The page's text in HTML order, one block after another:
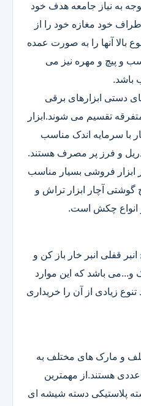
به نیاز جامعه هدف خود
خود مغازه خود را از
بالا آنها را به صورت عمده
و پیچ و مهره نیز می
باشد.
دستی ابزارهای برقی
تقسیم می شوند.ابزار
با سرمایه اندک مناسب
دریل و فرز پر مصرف هستند.
ابزار فروشی بسیار مناسب
گوشتی آچار ابزار تراش و
و انواع چکش است.
قفلی انبر خار باز کن و
باشد که این موارد
زیادی از آن را خریداری
و مارک های مختلف به
صورت تکی و بسته های 6 یا 7 عددی هستند.از مهمترین
پلاستیکی دسته شیشه ای